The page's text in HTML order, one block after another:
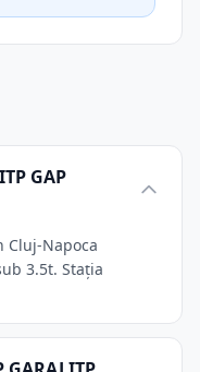
GAP
Cluj-Napoca
3.5t. Stația